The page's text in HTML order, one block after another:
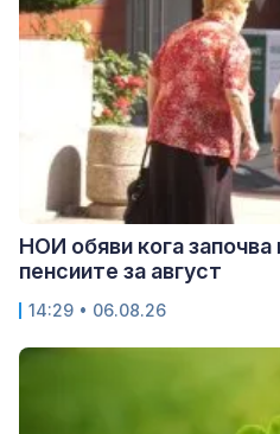
НОИ обяви кога
пенсиите за август
14:29 • 06.08.26